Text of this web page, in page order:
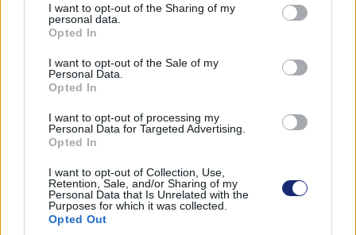
not limited to your visit or usage behaviour. You may click to
grant or deny consent to Google and its third-party tags to
use your data for below specified purposes in below Google
consent section.
I want to opt-out of the Sharing of my
personal data.
Opted In
I want to opt-out of the Sale of my
Personal Data.
Opted In
I want to opt-out of processing my
Personal Data for Targeted Advertising.
Opted In
I want to opt-out of Collection, Use,
Retention, Sale, and/or Sharing of my
Personal Data that Is Unrelated with the
Purposes for which it was collected.
Opted Out
A vízhiány a világ lakosságának egyharmadát
A klímaváltozás miatti szélsőséges időjárási jelenségek
közül az egyik legsúlyosabb a szárazság, ami amellett,
hogy káros hatással van az élővilágra és a
mezőgazdasági termelésre, komoly ivóvízhiányt is
okozhat. Ez önmagában probléma és akkor még nem
beszéltünk róla, hogy a Föld lakosságának több mint